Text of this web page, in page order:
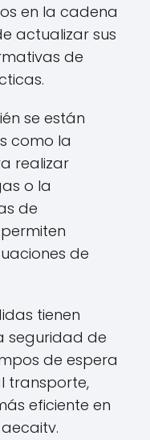
en la cadena
actualizar sus
de
se están
como la
realizar
o la
de
de
tienen
seguridad de
de espera
transporte,
eficiente en